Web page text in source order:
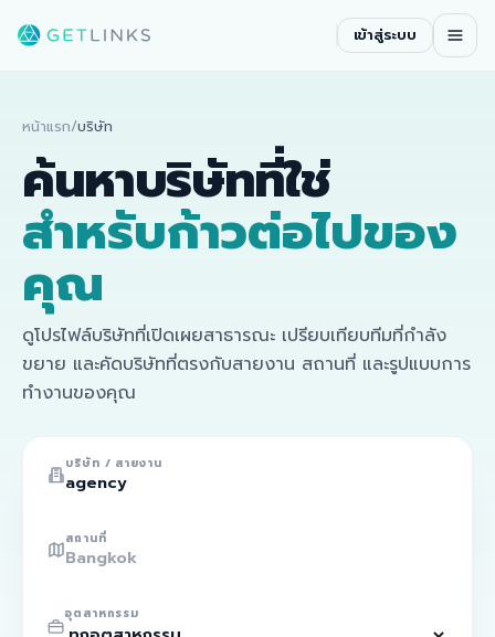
เข้าสู่ระบบ
หน้าแรก/บริษัท
ค้นหาบริษัทที่ใช่
สำหรับก้าวต่อไปของ
คุณ
ดูโปรไฟล์บริษัทที่เปิดเผยสาธารณะ เปรียบเทียบทีมที่กำลัง
ขยาย และคัดบริษัทที่ตรงกับสายงาน สถานที่ และรูปแบบการ
ทำงานของคุณ
บริษัท / สายงาน
สถานที่
อุตสาหกรรม